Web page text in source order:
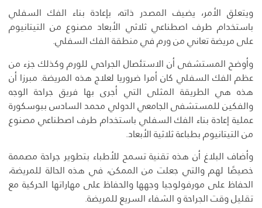
ويتعلق الأمر، يضيف المصدر ذاته، بإعادة بناء الفك السفلي
باستخدام طرف اصطناعي ثلاثي الأبعاد مصنوع من التيتانيوم
على مريضة تعاني من ورم في منطقة الفك السفلي.
وأوضح المستشفى أن الاستئصال الجراحي للورم وكذلك جزء من
عظم الفك السفلي كان أمرا ضروريا لعلاج هذه المريضة. مبرزا أن
هذه هي الطريقة المثلى التي أجرى بها فريق جراحة الوجه
والفكين للمستشفى الجامعي الدولي محمد السادس ببوسكورة
عملية إعادة بناء الفك السفلي باستخدام طرف اصطناعي مصنوع
من التيتانيوم بطباعة ثلاثية الأبعاد.
وأضاف البلاغ أن هذه تقنية تسمح للأطباء بتطوير جراحة مصممة
خصيصًا لهم والتي جعلت من الممكن، في هذه الحالة للمريضة،
الحفاظ على مورفولوجيا وجهها والحفاظ على مهاراتها الحركية مع
تقليل وقت الجراحة و الشفاء السريع للمريضة.